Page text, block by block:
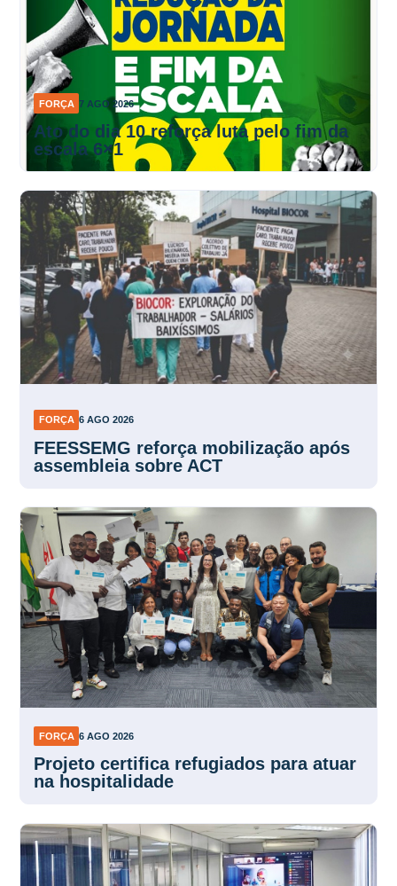
FORÇA 7 AGO 2026
Ato do dia 10 reforça luta pelo fim da
escala 6×1
FORÇA 6 AGO 2026
FEESSEMG reforça mobilização após
assembleia sobre ACT
FORÇA 6 AGO 2026
Projeto certifica refugiados para atuar
na hospitalidade